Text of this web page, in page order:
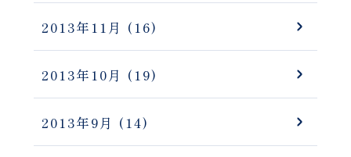
2013年11月 (16)
2013年10月 (19)
2013年9月 (14)